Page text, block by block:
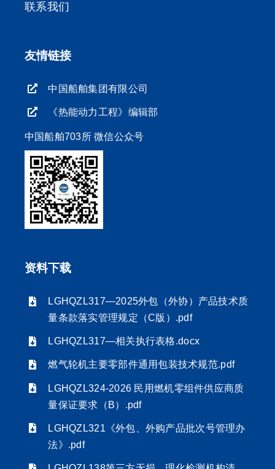
联系我们
友情链接
中国船舶集团有限公司
《热能动力工程》编辑部
中国船舶703所 微信公众号
资料下载
LGHQZL317—2025外包（外协）产品技术质
量条款落实管理规定（C版）.pdf
LGHQZL317—相关执行表格.docx
燃气轮机主要零部件通用包装技术规范.pdf
LGHQZL324-2026 民用燃机零组件供应商质
量保证要求（B）.pdf
LGHQZL321《外包、外购产品批次号管理办
法》.pdf